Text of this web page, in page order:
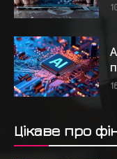
Цікаве про